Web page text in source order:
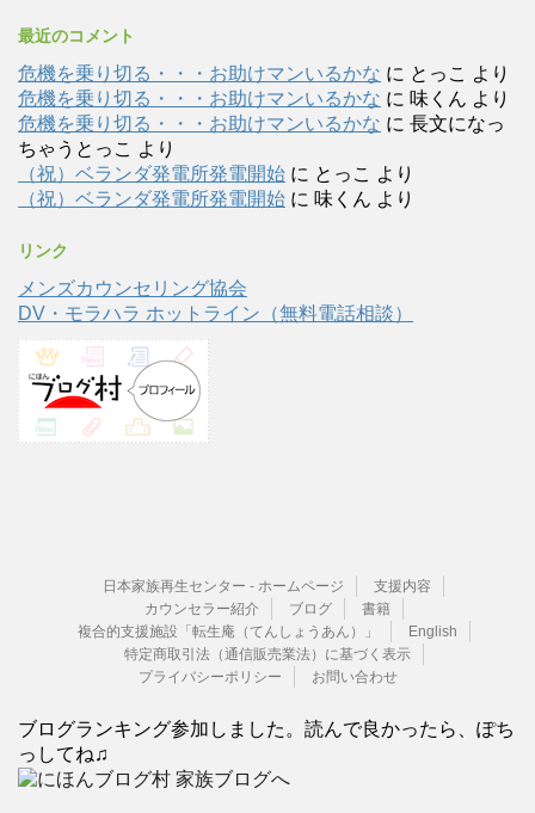
最近のコメント
危機を乗り切る・・・お助けマンいるかな に とっこ より
危機を乗り切る・・・お助けマンいるかな に 味くん より
危機を乗り切る・・・お助けマンいるかな に 長文になっ
ちゃうとっこ より
（祝）ベランダ発電所発電開始 に とっこ より
（祝）ベランダ発電所発電開始 に 味くん より
リンク
メンズカウンセリング協会
DV・モラハラ ホットライン（無料電話相談）
日本家族再生センター - ホームページ
支援内容
カウンセラー紹介
ブログ
書籍
複合的支援施設「転生庵（てんしょうあん）」
English
特定商取引法（通信販売業法）に基づく表示
プライバシーポリシー
お問い合わせ
ブログランキング参加しました。読んで良かったら、ぽち
っしてね♫